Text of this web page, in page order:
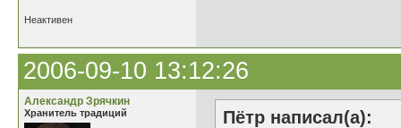
Неактивен
2006-09-10 13:12:26
Александр Зрячкин
Хранитель традиций
Пётр написал(а):